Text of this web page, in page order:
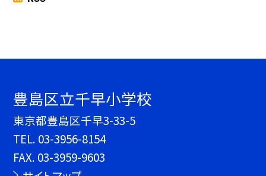
豊島区立千早小学校
東京都豊島区千早3-33-5
TEL. 03-3956-8154
FAX. 03-3959-9603